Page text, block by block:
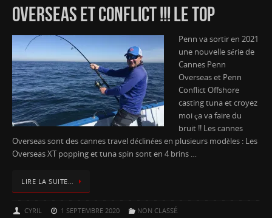
OVERSEAS ET CONFLICT !!! LE TOP
Penn va sortir en 2021
une nouvelle série de
Cannes Penn
Overseas et Penn
Conflict Offshore
casting tuna et croyez
moi ça va faire du
bruit !! Les cannes
Overseas sont des cannes travel déclinées en plusieurs modèles : Les
Overseas XT popping et tuna spin sont en 4 brins …
LIRE LA SUITE…
CYRIL 1 SEPTEMBRE 2020
NON CLASSÉ